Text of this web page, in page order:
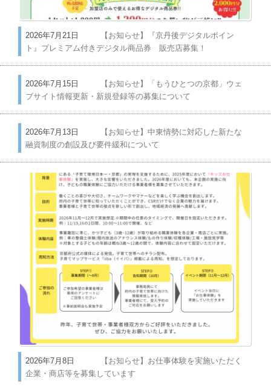
2026年7月21日
【お知らせ】『京丹後デジタルポイン
ト』プレミアム付きデジタル商品券 販売店募集！
2026年7月15日
【お知らせ】「もうひとつの京都」ウェ
ブサイト情報更新・新規登録等の募集について
2026年7月13日
【お知らせ】中東情勢に対応した新たな
融資制度の創設及び要件緩和について
2026年7月8日
【お知らせ】お仕事体験を実施いただく
企業・商店等を募集しています